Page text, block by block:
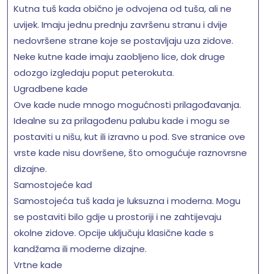
Kutna tuš kada obično je odvojena od tuša, ali ne
uvijek. Imaju jednu prednju završenu stranu i dvije
nedovršene strane koje se postavljaju uza zidove.
Neke kutne kade imaju zaobljeno lice, dok druge
odozgo izgledaju poput peterokuta.
Ugradbene kade
Ove kade nude mnogo mogućnosti prilagođavanja.
Idealne su za prilagođenu palubu kade i mogu se
postaviti u nišu, kut ili izravno u pod. Sve stranice ove
vrste kade nisu dovršene, što omogućuje raznovrsne
dizajne.
Samostojeće kad
Samostojeća tuš kada je luksuzna i moderna. Mogu
se postaviti bilo gdje u prostoriji i ne zahtijevaju
okolne zidove. Opcije uključuju klasične kade s
kandžama ili moderne dizajne.
Vrtne kade